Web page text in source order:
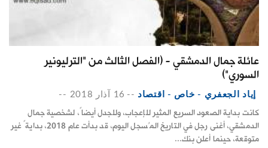
عائلة جمال الدمشقي - (الفصل الثالث من "الترليونير
السوري")
إياد الجعفري - خاص - اقتصاد -- 16 آذار 2018 --
كانت بداية الصعود السريع المثير للإعجاب، وللجدل أيضاً، لشخصية جمال
الدمشقي، أغنى رجل في التاريخ المُسجل اليوم، قد بدأت عام 2018، بدايةً غير
متوقعة، حينما أعلن بنك...